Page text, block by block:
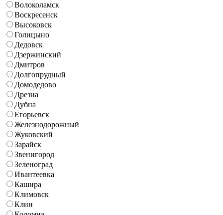
Волоколамск
Воскресенск
Высоковск
Голицыно
Дедовск
Дзержинский
Дмитров
Долгопрудный
Домодедово
Дрезна
Дубна
Егорьевск
Железнодорожный
Жуковский
Зарайск
Звенигород
Зеленоград
Ивантеевка
Кашира
Климовск
Клин